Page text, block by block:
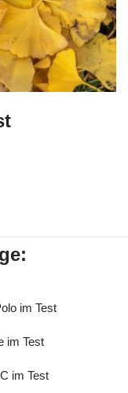
im Test
im Test
im Test